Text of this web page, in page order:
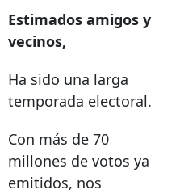
Estimados amigos y
vecinos,
Ha sido una larga
temporada electoral.
Con más de 70
millones de votos ya
emitidos, nos